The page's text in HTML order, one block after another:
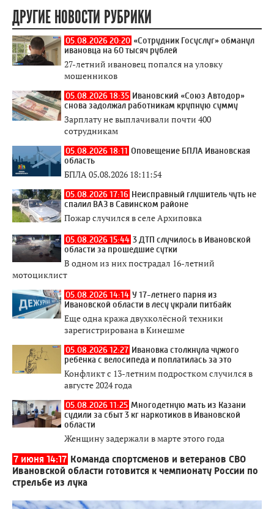
ДРУГИЕ НОВОСТИ РУБРИКИ
05.08.2026 20:20 «Сотрудник Госуслуг» обманул
ивановца на 60 тысяч рублей
27-летний ивановец попался на уловку
мошенников
05.08.2026 18:35 Ивановский «Союз Автодор»
снова задолжал работникам крупную сумму
Зарплату не выплачивали почти 400
сотрудникам
05.08.2026 18:11 Оповещение БПЛА Ивановская
область
БПЛА 05.08.2026 18:11:54
05.08.2026 17:16 Неисправный глушитель чуть не
спалил ВАЗ в Савинском районе
Пожар случился в селе Архиповка
05.08.2026 15:44 3 ДТП случилось в Ивановской
области за прошедшие сутки
В одном из них пострадал 16-летний
мотоциклист
05.08.2026 14:14 У 17-летнего парня из
Ивановской области в лесу украли питбайк
Еще одна кража двухколёсной техники
зарегистрирована в Кинешме
05.08.2026 12:27 Ивановка столкнула чужого
ребёнка с велосипеда и поплатилась за это
Конфликт с 13-летним подростком случился в
августе 2024 года
05.08.2026 11:25 Многодетную мать из Казани
судили за сбыт 3 кг наркотиков в Ивановской
области
Женщину задержали в марте этого года
7 июня 14:17 Команда спортсменов и ветеранов СВО
Ивановской области готовится к чемпионату России по
стрельбе из лука